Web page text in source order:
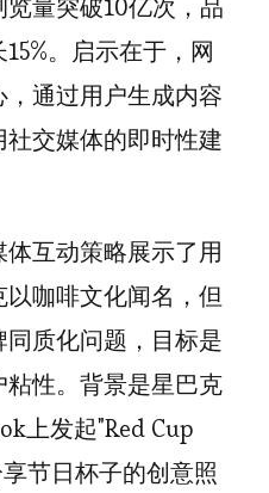
量突破10亿次，品
。启示在于，网
通过用户生成内容
交媒体的即时性建
互动策略展示了用
咖啡文化闻名，但
质化问题，目标是
性。背景是星巴克
上发起"Red Cup
节日杯子的创意照